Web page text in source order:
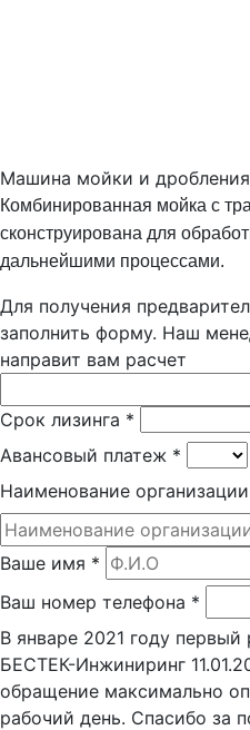
Машина мойки и
Комбинированная мойка с
сконструирована для
дальнейшими процессами.
Для получения
заполнить форму. Наш
направит вам расчет
Срок лизинга *
Авансовый платеж *
Наименование организации
Ваше имя *
Ваш номер телефона *
В январе 2021 году
БЕСТЕК-Инжиниринг
обращение максимально
рабочий день. Спасибо за